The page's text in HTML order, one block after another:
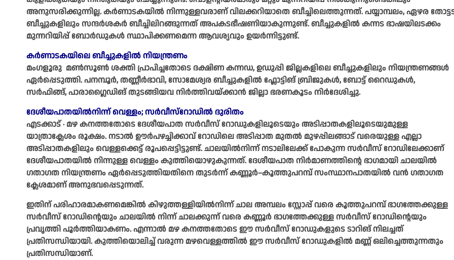
അനുസരിക്കുന്നില്ല. കർണാടകയിൽ നിന്നുള്ളവരാണ് വിലക്കറിയാതെ ബീച്ചിലെത്തുന്നത്. പയ്യാമ്പലം, ഏഴര
ബീച്ചുകളിലും സന്ദർശകർ ബീച്ചിലിറങ്ങുന്നത് അപകടഭീഷണിയാകുന്നുണ്ട്. ബീച്ചുകളിൽ കന്നട ഭാഷയിലടക്കം
മുന്നറിയിപ്പ് ബോർഡുകൾ സ്ഥാപിക്കണമെന്ന ആവശ്യവും ഉയർന്നിട്ടുണ്ട്.
കർണാടകയിലെ ബീച്ചുകളിൽ നിയന്ത്രണം
മംഗളൂരു മൺസൂൺ ശക്തി പ്രാപിച്ചതോടെ ദക്ഷിണ കന്നഡ, ഉഡുപ്പി ജില്ലകളിലെ ബീച്ചുകളിലും നിയന്ത്രണങ്ങൾ
ഏർപ്പെടുത്തി. പനമ്പൂർ, തണ്ണീർഭാവി, സോമേശ്വര ബീച്ചുകളിൽ ഫ്ലോട്ടിങ് ബ്രിജുകൾ, ബോട്ട് റൈഡുകൾ,
സർഫിങ്ങ്, പാരാഗ്ലൈഡിങ് തുടങ്ങിയവ നിർത്തിവയ്ക്കാൻ ജില്ലാ ഭരണകൂടം നിർദേശിച്ചു.
ദേശീയപാതയിൽനിന്ന് വെള്ളം; സർവീസ്റോഡിൽ ദുരിതം
എടക്കാട് ∙ മഴ കനത്തതോടെ ദേശീയപാത സർവീസ് റോഡുകളിലൂടെയും അടിപ്പാതകളിലൂടെയുമുള്ള
യാത്രാക്ലേശം രൂക്ഷം. നടാൽ ഊർപഴച്ചിക്കാവ് റോഡിലെ അടിപ്പാത മുതൽ മുഴപ്പിലങ്ങാട് വരെയുള്ള എല്ലാ
അടിപ്പാതകളിലും വെള്ളക്കെട്ട് രൂപപ്പെട്ടിട്ടുണ്ട്. ചാലയിൽനിന്ന് നടാലിലേക്ക് പോകുന്ന സർവീസ് റോഡിലേക്കാണ്
ദേശീയപാതയിൽ നിന്നുള്ള വെള്ളം കുത്തിയൊഴുകുന്നത്. ദേശീയപാത നിർമാണത്തിന്റെ ഭാഗമായി ചാലയിൽ
ഗതാഗത നിയന്ത്രണം ഏർപ്പെടുത്തിയതിനെ തുടർന്ന് കണ്ണൂർ–കൂത്തുപറമ്പ് സംസ്ഥാനപാതയിൽ വൻ ഗതാഗത
ക്ലേശമാണ് അനുഭവപ്പെടുന്നത്.
ഇതിന് പരിഹാരമാകണമെങ്കിൽ കിഴുത്തള്ളിയിൽനിന്ന് ചാല അമ്പലം സ്റ്റോപ്പ് വരെ കൂത്തുപറമ്പ് ഭാഗത്തേക്കുള്ള
സർവീസ് റോഡിന്റെയും ചാലയിൽ നിന്ന് ചാലക്കുന്ന് വരെ കണ്ണൂർ ഭാഗത്തേക്കുള്ള സർവീസ് റോഡിന്റെയും
പ്രവൃത്തി പൂർത്തിയാകണം. എന്നാൽ മഴ കനത്തതോടെ ഈ സർവീസ് റോ‍ഡുകളുടെ ടാറിങ് നിലച്ചത്
പ്രതിസന്ധിയായി. കുത്തിയൊലിച്ച് വരുന്ന മഴവെള്ളത്തിൽ ഈ സർവീസ് റോഡുകളിൽ‌ മണ്ണ് ഒലിച്ചെത്തുന്നതും
പ്രതിസന്ധിയാണ്.